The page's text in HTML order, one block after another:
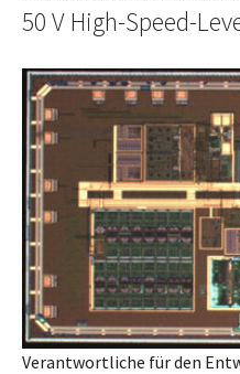
50 V High-Speed-
Verantwortliche für den